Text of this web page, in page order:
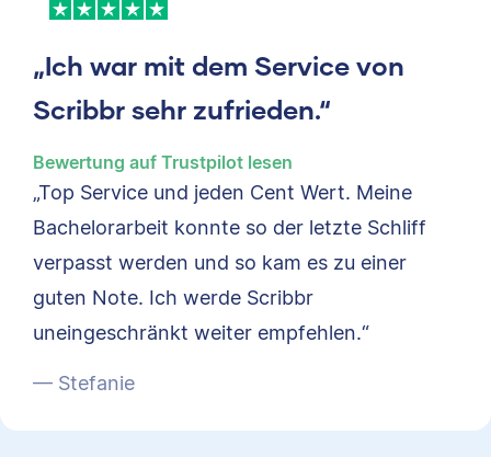
„Ich war mit dem Service von
Scribbr sehr zufrieden.“
Bewertung auf Trustpilot lesen
„Top Service und jeden Cent Wert. Meine
Bachelorarbeit konnte so der letzte Schliff
verpasst werden und so kam es zu einer
guten Note. Ich werde Scribbr
uneingeschränkt weiter empfehlen.“
— Stefanie